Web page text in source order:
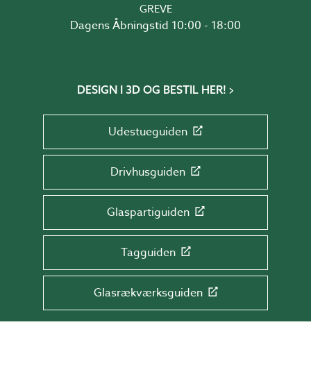
GREVE
Dagens Åbningstid 10:00 - 18:00
DESIGN I 3D OG BESTIL HER!
Udestueguiden
Drivhusguiden
Glaspartiguiden
Tagguiden
Glasrækværksguiden